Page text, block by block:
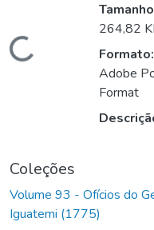
Carregando...
264,82
Formato:
Adobe
Format
Coleções
Volume 93 - Ofícios do
Iguatemi (1775)